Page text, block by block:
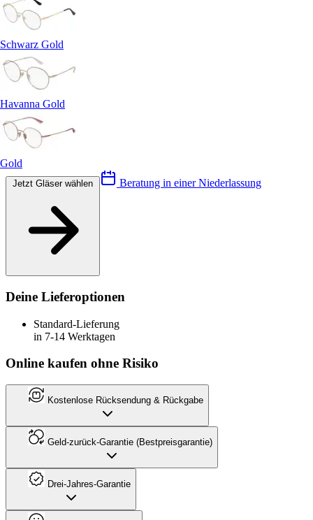
Schwarz Gold
Havanna Gold
Gold
Beratung in einer Niederlassung
Deine Lieferoptionen
Standard-Lieferung
in 7-14 Werktagen
Online kaufen ohne Risiko
Kostenlose Rücksendung & Rückgabe
Geld-zurück-Garantie (Bestpreisgarantie)
Drei-Jahres-Garantie